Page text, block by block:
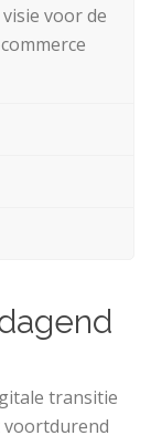
voor de
transitie
voortdurend